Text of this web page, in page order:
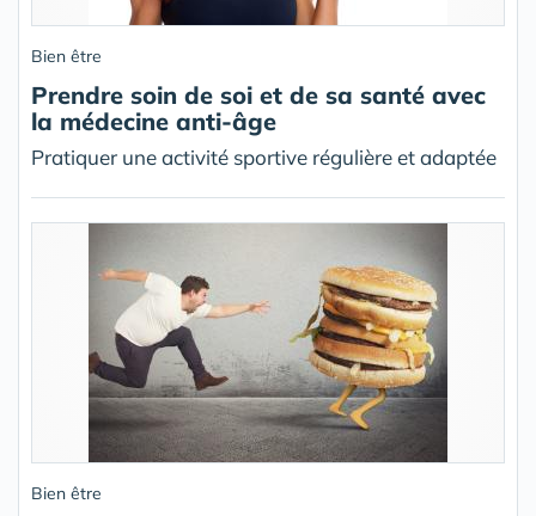
Bien être
Prendre soin de soi et de sa santé avec
la médecine anti-âge
Pratiquer une activité sportive régulière et adaptée
Bien être